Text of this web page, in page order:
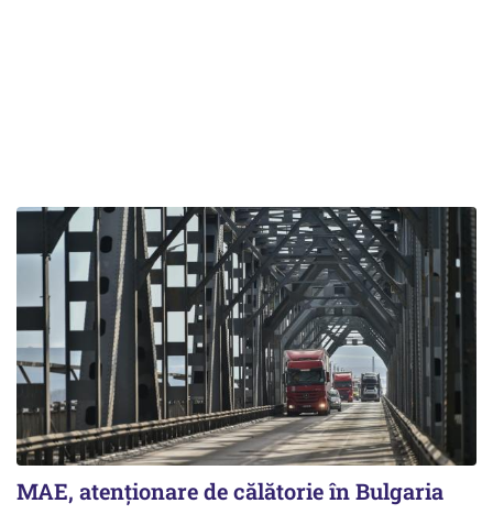
MAE, atenționare de călătorie în Bulgaria